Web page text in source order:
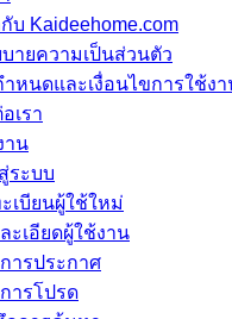
บ Kaideehome.com
ายความเป็นส่วนตัว
หนดและเงื่อนไขการใช้ง
เรา
าน
ระบบ
เบียนผู้ใช้ใหม่
ะเอียดผู้ใช้งาน
ารประกาศ
ารโปรด